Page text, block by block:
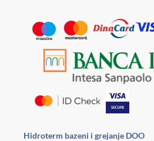
Hidroterm bazeni i grejanje DOO